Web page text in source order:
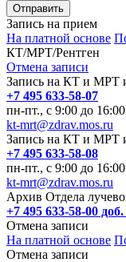
Запись на прием
На платной основе
КТ/МРТ/Рентген
Отмена записи
Запись на КТ и МРТ
+7 495 633-58-07
пн-пт., с 9:00 до 16:00
kt-mrt@zdrav.mos.ru
Запись на КТ и МРТ
+7 495 633-58-08
пн-пт., с 9:00 до 16:00
kt-mrt@zdrav.mos.ru
Архив Отдела
+7 495 633-58-00
Отмена записи
На платной основе
Отмена записи